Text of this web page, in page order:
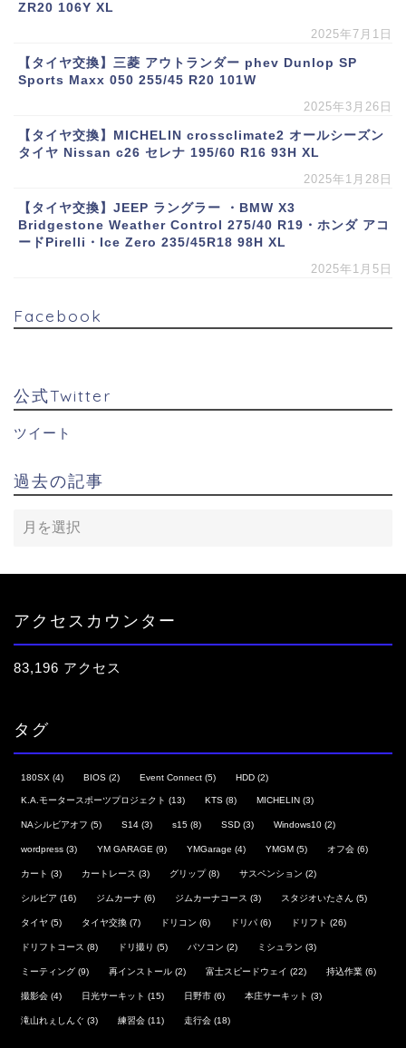
ZR20 106Y XL
2025年7月1日
【タイヤ交換】三菱 アウトランダー phev Dunlop SP
Sports Maxx 050 255/45 R20 101W
2025年3月26日
【タイヤ交換】MICHELIN crossclimate2 オールシーズン
タイヤ Nissan c26 セレナ 195/60 R16 93H XL
2025年1月28日
【タイヤ交換】JEEP ラングラー ・BMW X3
Bridgestone Weather Control 275/40 R19・ホンダ アコ
ードPirelli・Ice Zero 235/45R18 98H XL
2025年1月5日
Facebook
公式Twitter
ツイート
過去の記事
アクセスカウンター
83,196 アクセス
タグ
180SX (4) BIOS (2) Event Connect (5) HDD (2)
K.A.モータースポーツプロジェクト (13) KTS (8) MICHELIN (3)
NAシルビアオフ (5) S14 (3) s15 (8) SSD (3) Windows10 (2)
wordpress (3) YM GARAGE (9) YMGarage (4) YMGM (5) オフ会 (6)
カート (3) カートレース (3) グリップ(8) サスペンション (2)
シルビア (16) ジムカーナ (6) ジムカーナコース (3) スタジオいたさん (5)
タイヤ (5) タイヤ交換 (7) ドリコン (6) ドリパ (6) ドリフト (26)
ドリフトコース (8) ドリ撮り (5) パソコン (2) ミシュラン (3)
ミーティング (9) 再インストール (2) 富士スピードウェイ (22) 持込作業 (6)
撮影会 (4) 日光サーキット (15) 日野市 (6) 本庄サーキット (3)
滝山れぇしんぐ (3) 練習会 (11) 走行会 (18)